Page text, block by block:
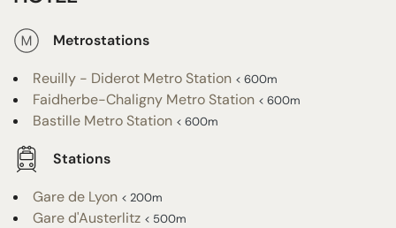
Metrostations
Reuilly - Diderot Metro Station < 600m
Faidherbe-Chaligny Metro Station < 600m
Bastille Metro Station < 600m
Stations
Gare de Lyon < 200m
Gare d'Austerlitz < 500m